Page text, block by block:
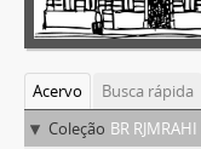
Acervo
Busca rápida
Coleção BR